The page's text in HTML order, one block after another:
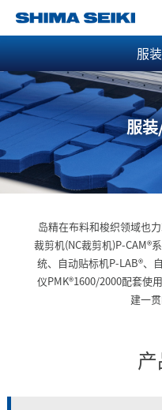
服
服
岛精在布料和梭织领域也
裁剪机(NC裁剪机)P-CAM®
统、自动贴标机P-LAB®、
仪PMK®1600/2000配套使
建一